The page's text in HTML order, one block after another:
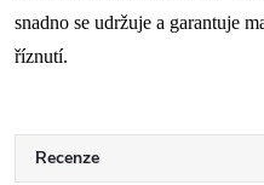
snadno se udržuje a garantuje
říznutí.
Recenze